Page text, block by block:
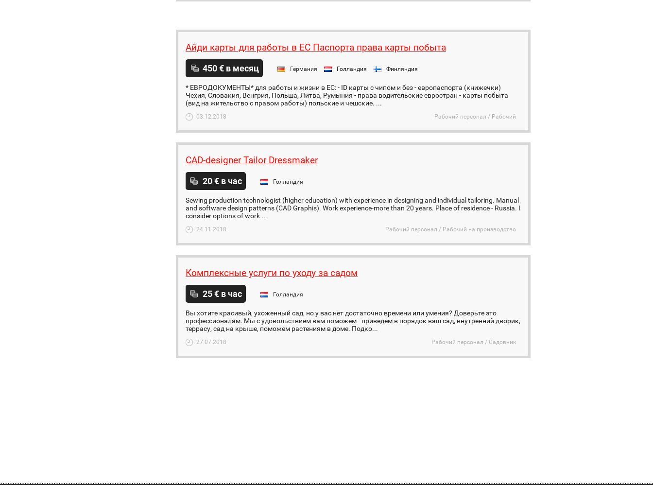
Айди карты для работы в ЕС Паспорта права карты побыта
450 € в месяц Германия Голландия Финляндия
* ЕВРОДОКУМЕНТЫ* для работы и жизни в ЕС: - ID карты с чипом и без - европаспорта (книжечки)
Чехия, Словакия, Венгрия, Польша, Литва, Румыния - права водительские евростран - карты побыта
(вид на жительство с правом работы) польские и чешские. ...
03.12.2018 Рабочий персонал / Рабочий
CAD-designer Tailor Dressmaker
20 € в час Голландия
Sewing production technologist (higher education) with experience in designing and individual tailoring. Manual
and software design patterns (CAD Graphis). Work experience-more than 20 years. Place of residence - Russia. I
consider options of work ...
24.11.2018 Рабочий персонал / Рабочий на производство
Комплексные услуги по уходу за садом
25 € в час Голландия
Вы хотите красивый, ухоженный сад, но у вас нет достаточно времени или умения? Доверьте это
профессионалам. Мы с удовольствием вам поможем - приведем в порядок ваш сад, внутренний дворик,
террасу, сад на крыше, поможем растениям в доме. Подко...
27.07.2018 Рабочий персонал / Садовник